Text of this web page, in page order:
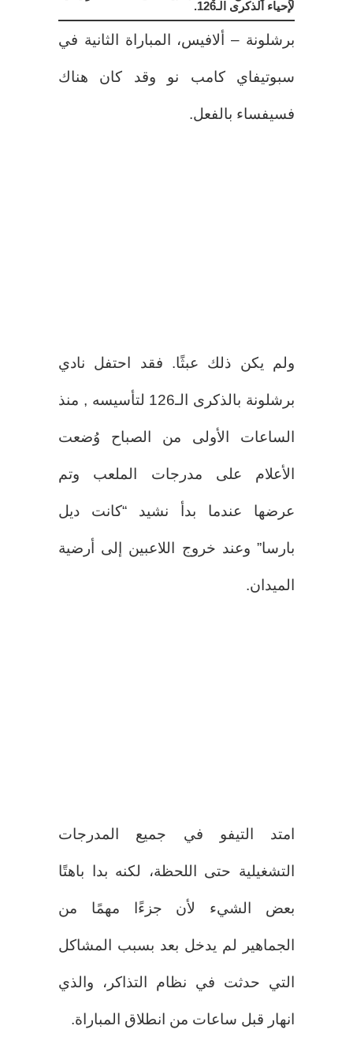
لإحياء الذكرى الـ126.
برشلونة – ألافيس، المباراة الثانية في
سبوتيفاي كامب نو وقد كان هناك
فسيفساء بالفعل.
ولم يكن ذلك عبثًا. فقد احتفل نادي
برشلونة بالذكرى الـ126 لتأسيسه , منذ
الساعات الأولى من الصباح وُضعت
الأعلام على مدرجات الملعب وتم
عرضها عندما بدأ نشيد “كانت ديل
بارسا” وعند خروج اللاعبين إلى أرضية
الميدان.
امتد التيفو في جميع المدرجات
التشغيلية حتى اللحظة، لكنه بدا باهتًا
بعض الشيء لأن جزءًا مهمًا من
الجماهير لم يدخل بعد بسبب المشاكل
التي حدثت في نظام التذاكر، والذي
انهار قبل ساعات من انطلاق المباراة.